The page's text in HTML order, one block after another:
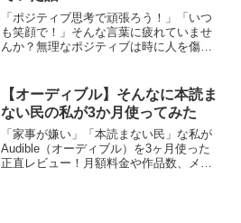
「ポジティブ思考で頑張ろう！」「いつ
も笑顔で！」そんな言葉に疲れていませ
んか？無理なポジティブは時に人を傷つ
く生きるための考え方を紹介します。
【オーディブル】そんなに本読ま
ない民の私が3か月使ってみた
「家事が嫌い」「本読まない民」な私が
Audible（オーディブル）を3ヶ月使った
正直レビュー！月額料金や作品数、メリ